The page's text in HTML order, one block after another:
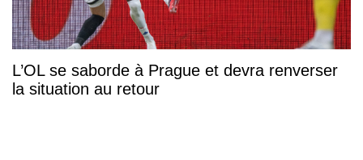
L’OL se saborde à Prague et devra renverser
la situation au retour